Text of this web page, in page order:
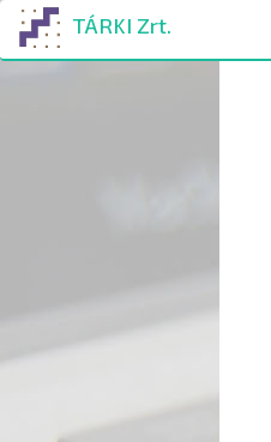
Ugrás
tartalomra
TÁRKI Zrt.